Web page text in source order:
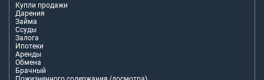
Купли продажи
Дарения
Займа
Ссуды
Залога
Ипотеки
Аренды
Обмена
Брачный